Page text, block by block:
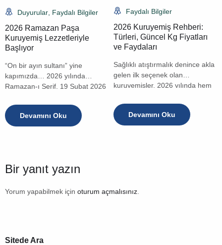
Duyurular Faydalı Bilgiler
2026 Ramazan Paşa
Kuruyemiş Lezzetleriyle
Başlıyor
“On bir ayın sultanı” yine
kapımızda… 2026 yılında
Ramazan-ı Şerif, 19 Şubat 2026
19 Mart 2026 Perşembe
akşamına kadar sürecek. İlk
sahur 18 Şubat Çarşamba
Devamını Oku
Faydalı Bilgiler
2026 Kuruyemiş Rehberi:
Türleri, Güncel Kg Fiyatları
ve Faydaları
Sağlıklı atıştırmalık denince akla
gelen ilk seçenek olan
kuruyemişler, 2026 yılında hem
listelerinin vazgeçilmezi olmaya
devam ediyor. Peki, kuruyemiş
fiyatları neye göre değişiyor?
Devamını Oku
Bir yanıt yazın
Yorum yapabilmek için oturum açmalısınız
Sitede Ara